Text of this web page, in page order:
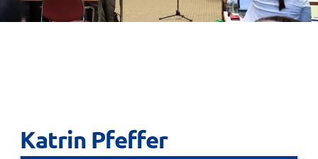
Katrin Pfeffer